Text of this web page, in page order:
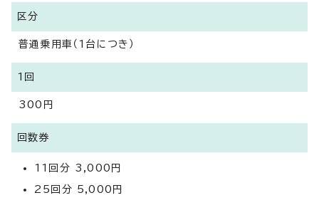
区分
普通乗用車（1台につき）
1回
300円
回数券
11回分 3,000円
25回分 5,000円